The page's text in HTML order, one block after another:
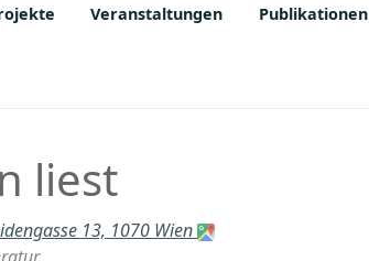
Veranstaltungen Publikationen
liest
13, 1070 Wien